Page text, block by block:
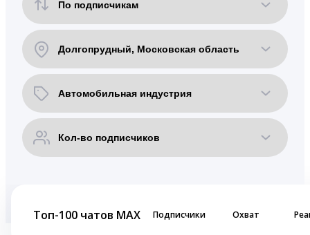
Топ-100 чатов MAX Подписчики Охват